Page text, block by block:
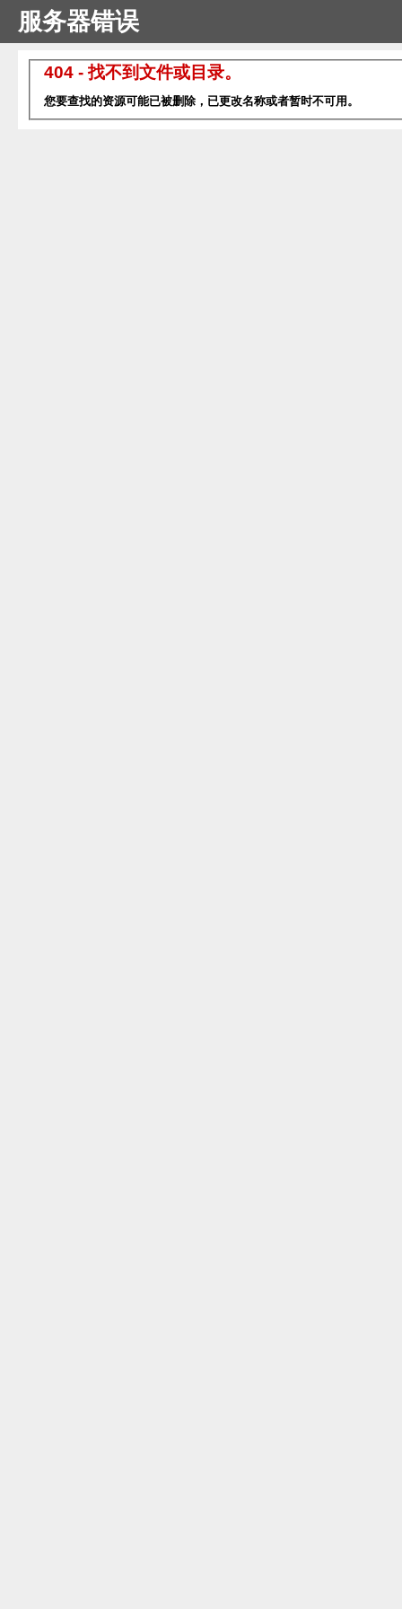
服务器错误
404 - 找不到文件或目录。
您要查找的资源可能已被删除，已更改名称或者暂时不可用。